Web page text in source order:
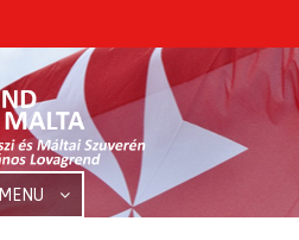
MENU